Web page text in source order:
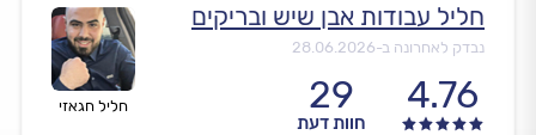
חליל חגאזי
חליל עבודות אבן שיש ובריקים
נבדק לאחרונה ב-28.06.2026
4.76
29
חוות דעת